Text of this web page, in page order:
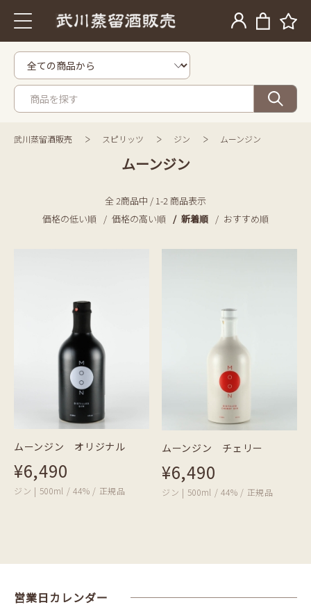
武川蒸留酒販売 スピリッツ ジン ムーンジン
ムーンジン
全 2商品中 / 1-2 商品表示
価格の低い順
価格の高い順 新着順 おすすめ順
ムーンジン オリジナル
¥6,490
ジン | 500ml / 44% / 正規品
ムーンジン チェリー
¥6,490
ジン | 500ml / 44% / 正規品
営業日カレンダー